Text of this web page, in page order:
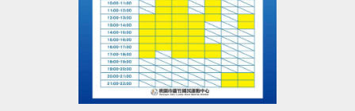
https://www.lzsports.com.tw/zh_TW/news/pageID/1/
FB : 桃園市蘆竹國民運動中心
IG : @luzhusports